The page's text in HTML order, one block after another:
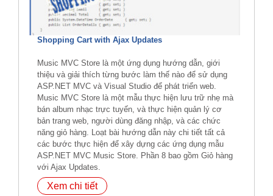
Shopping Cart with Ajax Updates
Music MVC Store là một ứng dụng hướng dẫn, giới
thiệu và giải thích từng bước làm thế nào để sử dụng
ASP.NET MVC và Visual Studio để phát triển web.
Music MVC Store là một mẫu thực hiện lưu trữ nhẹ mà
bán album nhạc trực tuyến, và thực hiện quản lý cơ
bản trang web, người dùng đăng nhập, và các chức
năng giỏ hàng. Loạt bài hướng dẫn này chi tiết tất cả
các bước thực hiện để xây dựng các ứng dụng mẫu
ASP.NET MVC Music Store. Phần 8 bao gồm Giỏ hàng
với Ajax Updates.
Xem chi tiết